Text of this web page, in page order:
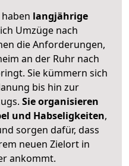
langjährige
Umzüge nach
die Anforderungen,
an der Ruhr nach
Sie kümmern sich
bis hin zur
Sie organisieren
und Habseligkeiten,
sorgen dafür, dass
neuen Zielort in
ankommt.